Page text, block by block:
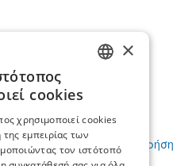
σας
μας
τους
όρους
×
cookies
χρησιμοποιεί cookies
εμπειρίας των
τον ιστότοπό